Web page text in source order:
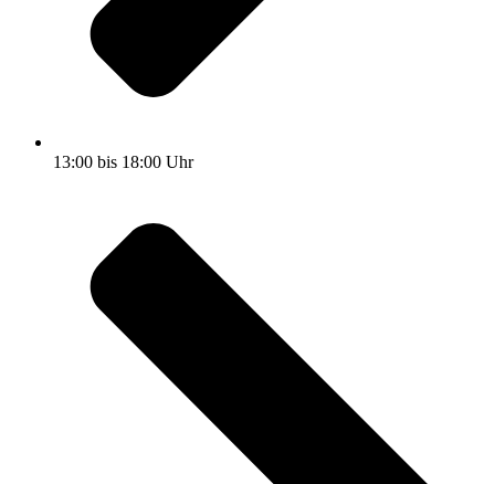
13:00 bis 18:00 Uhr